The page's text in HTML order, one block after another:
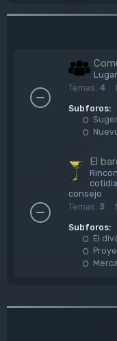
Temas: 4
Subforos:
El
consejo
Temas: 3
Subforos:
El